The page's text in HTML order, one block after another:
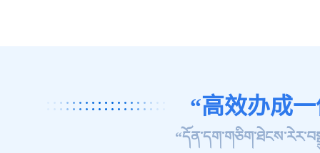
“高效办成